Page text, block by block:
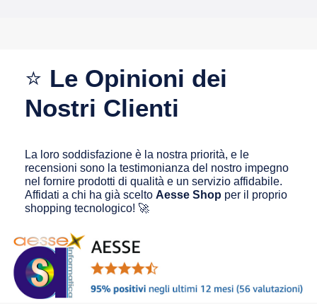
⭐ Le Opinioni dei
Nostri Clienti
La loro soddisfazione è la nostra priorità, e le
recensioni sono la testimonianza del nostro impegno
nel fornire prodotti di qualità e un servizio affidabile.
Affidati a chi ha già scelto Aesse Shop per il proprio
shopping tecnologico! 🚀